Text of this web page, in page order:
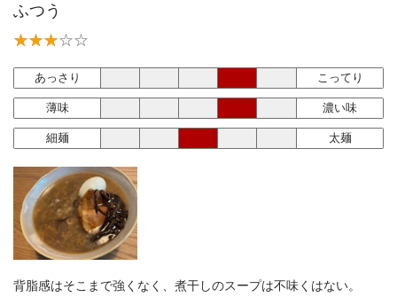
ふつう
あっさり こってり
薄味 濃い味
細麺 太麺
背脂感はそこまで強くなく、煮干しのスープは不味くはない。